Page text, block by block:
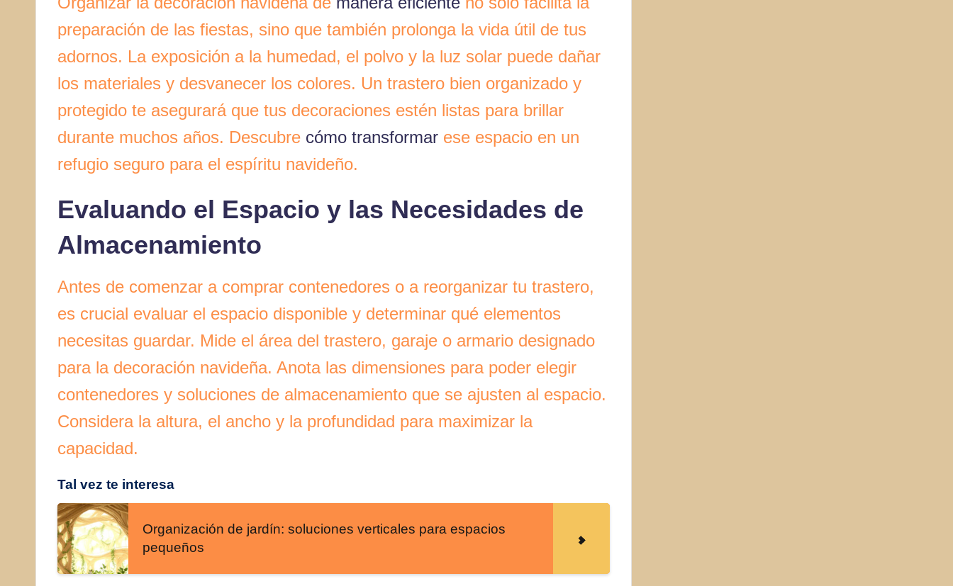
preparación de las fiestas, sino que también prolonga la vida útil de tus
adornos. La exposición a la humedad, el polvo y la luz solar puede dañar
los materiales y desvanecer los colores. Un trastero bien organizado y
protegido te asegurará que tus decoraciones estén listas para brillar
durante muchos años. Descubre cómo transformar ese espacio en un
refugio seguro para el espíritu navideño.
Evaluando el Espacio y las Necesidades de
Almacenamiento
Antes de comenzar a comprar contenedores o a reorganizar tu trastero,
es crucial evaluar el espacio disponible y determinar qué elementos
necesitas guardar. Mide el área del trastero, garaje o armario designado
para la decoración navideña. Anota las dimensiones para poder elegir
contenedores y soluciones de almacenamiento que se ajusten al espacio.
Considera la altura, el ancho y la profundidad para maximizar la
capacidad.
Tal vez te interesa
Organización de jardín: soluciones verticales para espacios
pequeños